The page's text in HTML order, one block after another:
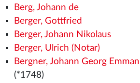
Berg, Johann de
Berger, Gottfried
Berger, Johann Nikolaus
Berger, Ulrich (Notar)
Bergner, Johann Georg
(*1748)